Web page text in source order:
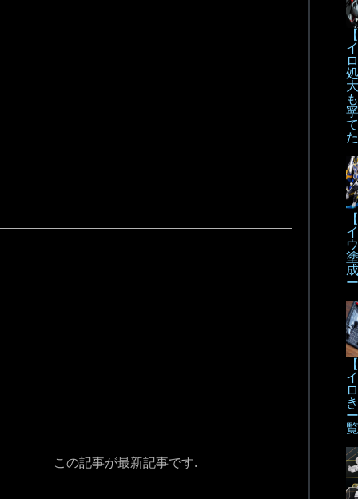
この記事が最新記事です.